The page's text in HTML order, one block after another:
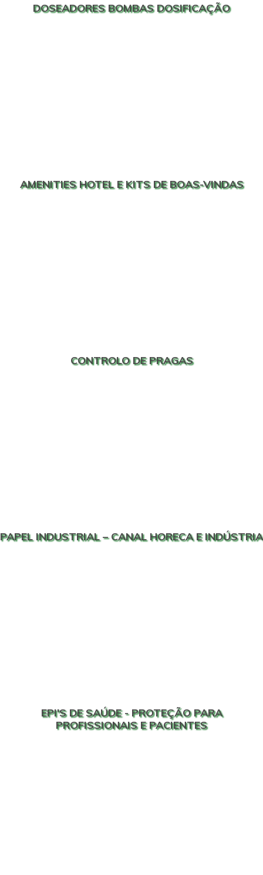
DOSEADORES BOMBAS DOSIFICAÇÃO
AMENITIES HOTEL E KITS DE BOAS-VINDAS
CONTROLO DE PRAGAS
PAPEL INDUSTRIAL – CANAL HORECA E INDÚSTRIA
EPI'S DE SAÚDE - PROTEÇÃO PARA
PROFISSIONAIS E PACIENTES